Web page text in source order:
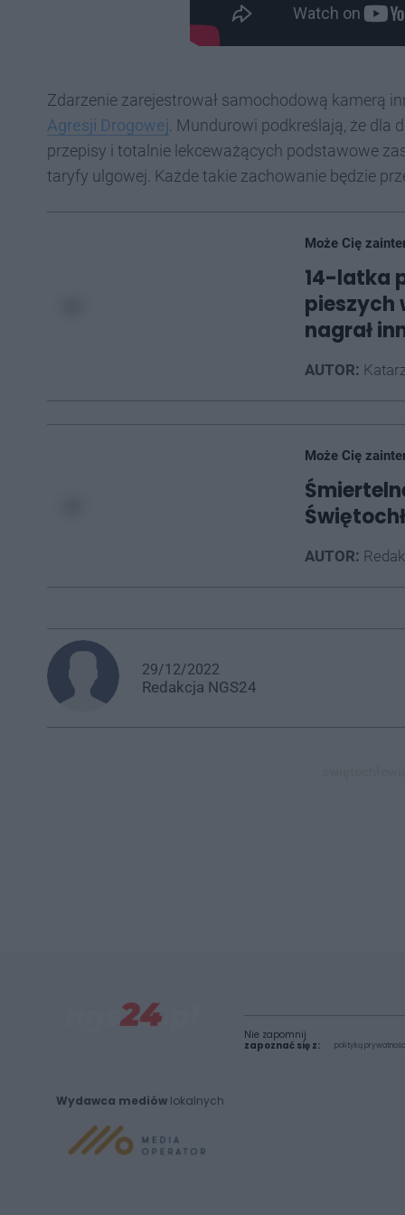
Zdarzenie zarejestrował samochodową kamerą
Agresji Drogowej . Mundurowi podkreślają, że
przepisy i totalnie lekceważących podstawowe
taryfy ulgowej. Każde takie zachowanie będzie
Może Cię
14-latka
pieszych
nagrał
AUTOR:
Może Cię
AUTOR:
29/12/2022
Redakcja NGS24
Wydawca mediów lokalnych
Nie zapomnij
zapoznać się z:
polityką